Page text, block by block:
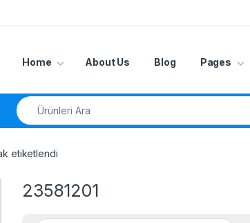
Home About Us Blog Pages
Search for:
etiketlendi
23581201